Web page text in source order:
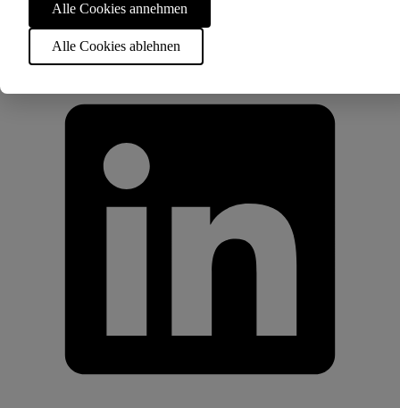
© 2026 - Active Fund Placement
LinkedIn
Alle Cookies annehmen
Alle Cookies ablehnen